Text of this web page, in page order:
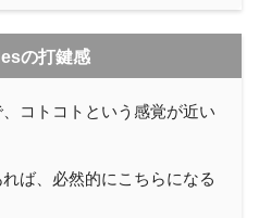
の打鍵感
コトコトという感覚が近い
ば、必然的にこちらになる